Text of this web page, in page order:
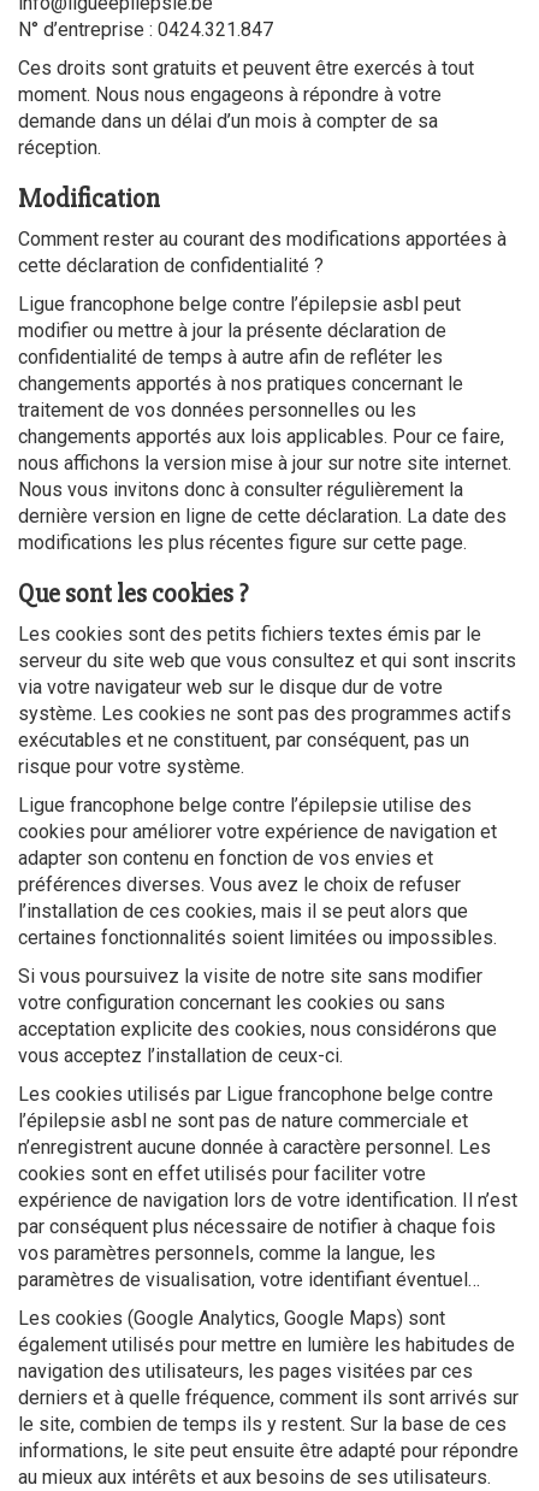
N° d’entreprise : 0424.321.847
Ces droits sont gratuits et peuvent être exercés à tout
moment. Nous nous engageons à répondre à votre
demande dans un délai d’un mois à compter de sa
réception.
Modification
Comment rester au courant des modifications apportées à
cette déclaration de confidentialité ?
Ligue francophone belge contre l’épilepsie asbl peut
modifier ou mettre à jour la présente déclaration de
confidentialité de temps à autre afin de refléter les
changements apportés à nos pratiques concernant le
traitement de vos données personnelles ou les
changements apportés aux lois applicables. Pour ce faire,
nous affichons la version mise à jour sur notre site internet.
Nous vous invitons donc à consulter régulièrement la
dernière version en ligne de cette déclaration. La date des
modifications les plus récentes figure sur cette page.
Que sont les cookies ?
Les cookies sont des petits fichiers textes émis par le
serveur du site web que vous consultez et qui sont inscrits
via votre navigateur web sur le disque dur de votre
système. Les cookies ne sont pas des programmes actifs
exécutables et ne constituent, par conséquent, pas un
risque pour votre système.
Ligue francophone belge contre l’épilepsie utilise des
cookies pour améliorer votre expérience de navigation et
adapter son contenu en fonction de vos envies et
préférences diverses. Vous avez le choix de refuser
l’installation de ces cookies, mais il se peut alors que
certaines fonctionnalités soient limitées ou impossibles.
Si vous poursuivez la visite de notre site sans modifier
votre configuration concernant les cookies ou sans
acceptation explicite des cookies, nous considérons que
vous acceptez l’installation de ceux-ci.
Les cookies utilisés par Ligue francophone belge contre
l’épilepsie asbl ne sont pas de nature commerciale et
n’enregistrent aucune donnée à caractère personnel. Les
cookies sont en effet utilisés pour faciliter votre
expérience de navigation lors de votre identification. Il n’est
par conséquent plus nécessaire de notifier à chaque fois
vos paramètres personnels, comme la langue, les
paramètres de visualisation, votre identifiant éventuel…
Les cookies (Google Analytics, Google Maps) sont
également utilisés pour mettre en lumière les habitudes de
navigation des utilisateurs, les pages visitées par ces
derniers et à quelle fréquence, comment ils sont arrivés sur
le site, combien de temps ils y restent. Sur la base de ces
informations, le site peut ensuite être adapté pour répondre
au mieux aux intérêts et aux besoins de ses utilisateurs.